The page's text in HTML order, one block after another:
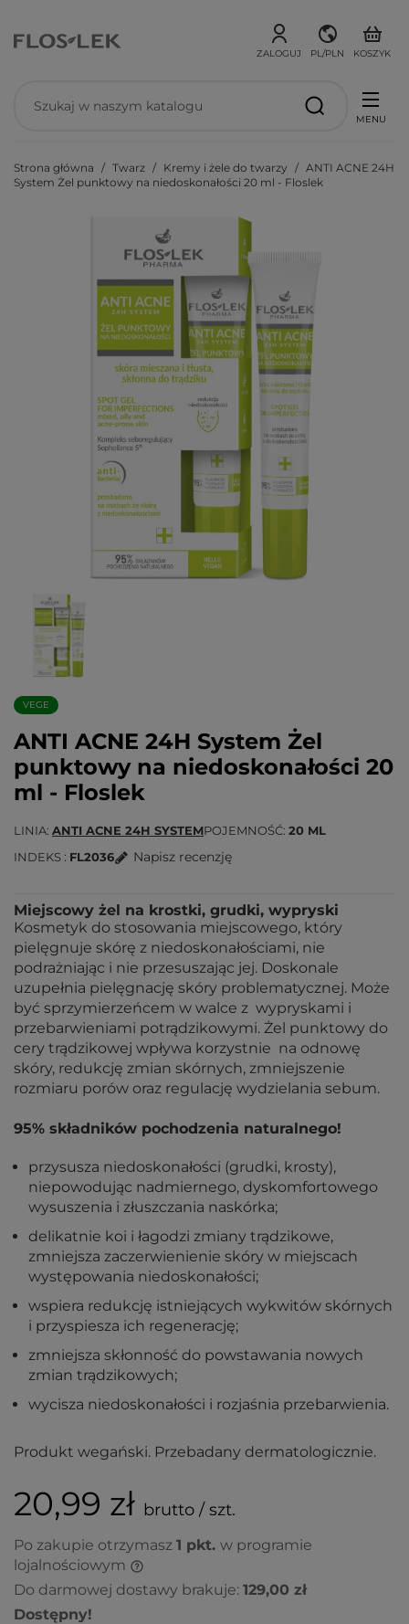
ZALOGUJ PL/PLN KOSZYK
MENU
Strona główna Twarz Kremy i żele do twarzy
ANTI ACNE 24H
System Żel punktowy na niedoskonałości 20 ml - Floslek
VEGE
ANTI ACNE 24H System Żel
punktowy na niedoskonałości 20
ml - Floslek
LINIA ANTI ACNE 24H SYSTEMPOJEMNOŚĆ 20 ML
INDEKS
FL2036 Napisz recenzję
Miejscowy żel na krostki, grudki, wypryski
Kosmetyk do stosowania miejscowego, który
pielęgnuje skórę z niedoskonałościami, nie
podrażniając i nie przesuszając jej. Doskonale
uzupełnia pielęgnację skóry problematycznej. Może
być sprzymierzeńcem w walce z wypryskami i
przebarwieniami potrądzikowymi. Żel punktowy do
cery trądzikowej wpływa korzystnie na odnowę
skóry, redukcję zmian skórnych, zmniejszenie
rozmiaru porów oraz regulację wydzielania sebum.
95% składników pochodzenia naturalnego!
przysusza niedoskonałości (grudki, krosty),
niepowodując nadmiernego, dyskomfortowego
wysuszenia i złuszczania naskórka;
delikatnie koi i łagodzi zmiany trądzikowe,
zmniejsza zaczerwienienie skóry w miejscach
występowania niedoskonałości;
wspiera redukcję istniejących wykwitów skórnych
i przyspiesza ich regenerację;
zmniejsza skłonność do powstawania nowych
zmian trądzikowych;
wycisza niedoskonałości i rozjaśnia przebarwienia.
Produkt wegański. Przebadany dermatologicznie.
20,99 zł brutto / szt.
Po zakupie otrzymasz 1 pkt. w programie
lojalnościowym
Do darmowej dostawy brakuje: 129,00 zł
Dostępny!